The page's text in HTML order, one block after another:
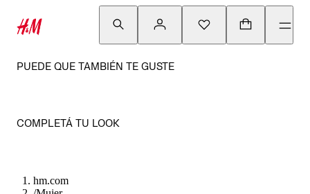
PUEDE QUE TAMBIÉN TE GUSTE
COMPLETÁ TU LOOK
hm.com